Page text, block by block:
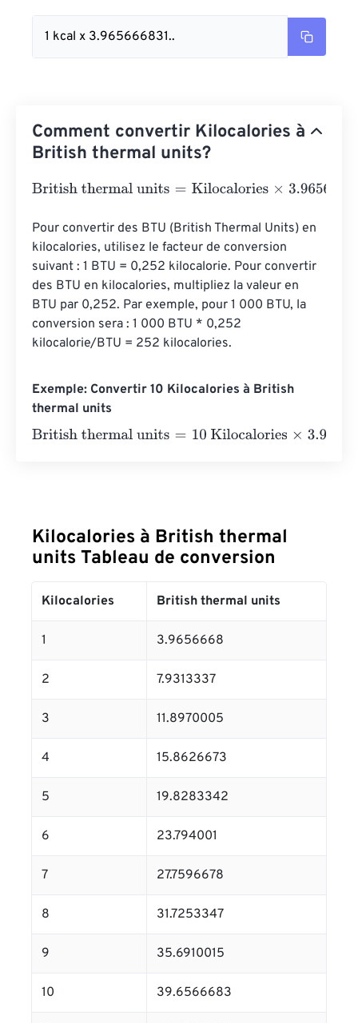
1 kcal x 3.965666831..
Comment convertir Kilocalories à
British thermal units?
British thermal units=Kilocalories×3.9656668314
Pour convertir des BTU (British Thermal Units) en
kilocalories, utilisez le facteur de conversion
suivant : 1 BTU = 0,252 kilocalorie. Pour convertir
des BTU en kilocalories, multipliez la valeur en
BTU par 0,252. Par exemple, pour 1 000 BTU, la
conversion sera : 1 000 BTU * 0,252
kilocalorie/BTU = 252 kilocalories.
Exemple: Convertir 10 Kilocalories à British
thermal units
British thermal units=10 Kilocalories×3.9656668314
Kilocalories à British thermal
units Tableau de conversion
Kilocalories British thermal units
1 3.9656668
2 7.9313337
3 11.8970005
4 15.8626673
5 19.8283342
6 23.794001
7 27.7596678
8 31.7253347
9 35.6910015
10 39.6566683